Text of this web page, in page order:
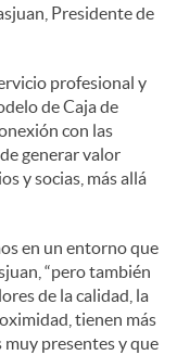
Presidente de
profesional y
de Caja de
con las
generar valor
y socias, más allá
en un entorno que
“pero también
de la calidad, la
tienen más
presentes y que